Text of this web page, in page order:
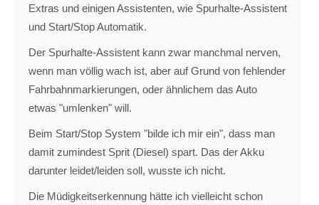
Extras und einigen Assistenten, wie Spurhalte-Assistent
und Start/Stop Automatik.
Der Spurhalte-Assistent kann zwar manchmal nerven,
wenn man völlig wach ist, aber auf Grund von fehlender
Fahrbahnmarkierungen, oder ähnlichem das Auto
etwas "umlenken" will.
Beim Start/Stop System "bilde ich mir ein", dass man
damit zumindest Sprit (Diesel) spart. Das der Akku
darunter leidet/leiden soll, wusste ich nicht.
Die Müdigkeitserkennung hätte ich vielleicht schon